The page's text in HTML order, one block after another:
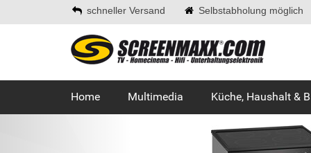
schneller Versand Selbstabholung möglich
Home Multimedia Küche, Haushalt &